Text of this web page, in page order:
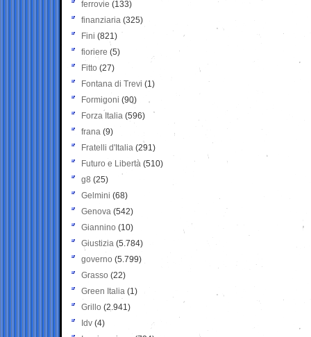
ferrovie (133)
finanziaria (325)
Fini (821)
fioriere (5)
Fitto (27)
Fontana di Trevi (1)
Formigoni (90)
Forza Italia (596)
frana (9)
Fratelli d'Italia (291)
Futuro e Libertà (510)
g8 (25)
Gelmini (68)
Genova (542)
Giannino (10)
Giustizia (5.784)
governo (5.799)
Grasso (22)
Green Italia (1)
Grillo (2.941)
Idv (4)